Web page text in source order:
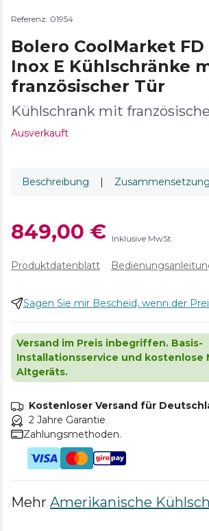
Referenz: 01954
Bolero CoolMarket FD
Inox E Kühlschränke
französischer Tür
Kühlschrank mit
Ausverkauft
Beschreibung | Zusammensetzung
849,00 € Inklusive MwSt.
Produktdatenblatt
Sagen Sie mir Bescheid, wenn der
Versand im Preis inbegriffen. Basis-
Installationsservice und kostenlose
Altgeräts.
Kostenloser Versand für
2 Jahre Garantie
Zahlungsmethoden.
Mehr Amerikanische